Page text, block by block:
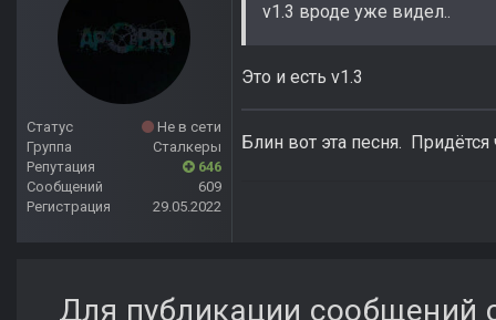
Статус
Не в сети
Группа
Сталкеры
Репутация
646
Сообщений
609
Регистрация
29.05.2022
v1.3 вроде уже видел..
Это и есть v1.3
Блин вот эта песня.
Для публикации сообщений